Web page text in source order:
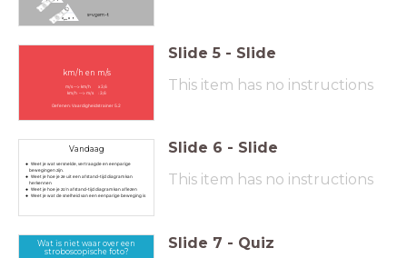
s=vgem⋅t
km/h en m/s
m/s --> km/h x 3,6
km/h --> m/s : 3,6
Oefenen: Vaardigheidstrainer 5.2
Slide 5 - Slide
This item has no instructions
Vandaag
Weet je wat versnelde, vertraagde en eenparige
bewegingen zijn.
Weet je hoe je ze uit een afstand-tijd diagram kan
herkennen
Weet je hoe je zo'n afstand-tijd diagram kan aflezen
Weet je wat de snelheid van een eenparige beweging is
Slide 6 - Slide
This item has no instructions
Wat is niet waar over een
stroboscopische foto?
Slide 7 - Quiz